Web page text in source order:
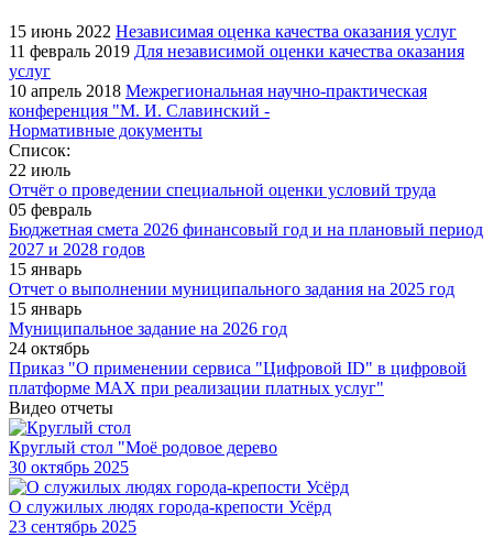
15 июнь 2022 Независимая оценка качества оказания услуг
11 февраль 2019 Для независимой оценки качества оказания
услуг
10 апрель 2018 Межрегиональная научно-практическая
конференция "М. И. Славинский -
Нормативные документы
Список:
22 июль
Отчёт о проведении специальной оценки условий труда
05 февраль
Бюджетная смета 2026 финансовый год и на плановый период
2027 и 2028 годов
15 январь
Отчет о выполнении муниципального задания на 2025 год
15 январь
Муниципальное задание на 2026 год
24 октябрь
Приказ "О применении сервиса "Цифровой ID" в цифровой
платформе МАХ при реализации платных услуг"
Видео отчеты
Круглый стол "Моё родовое дерево
30 октябрь 2025
О служилых людях города-крепости Усёрд
23 сентябрь 2025